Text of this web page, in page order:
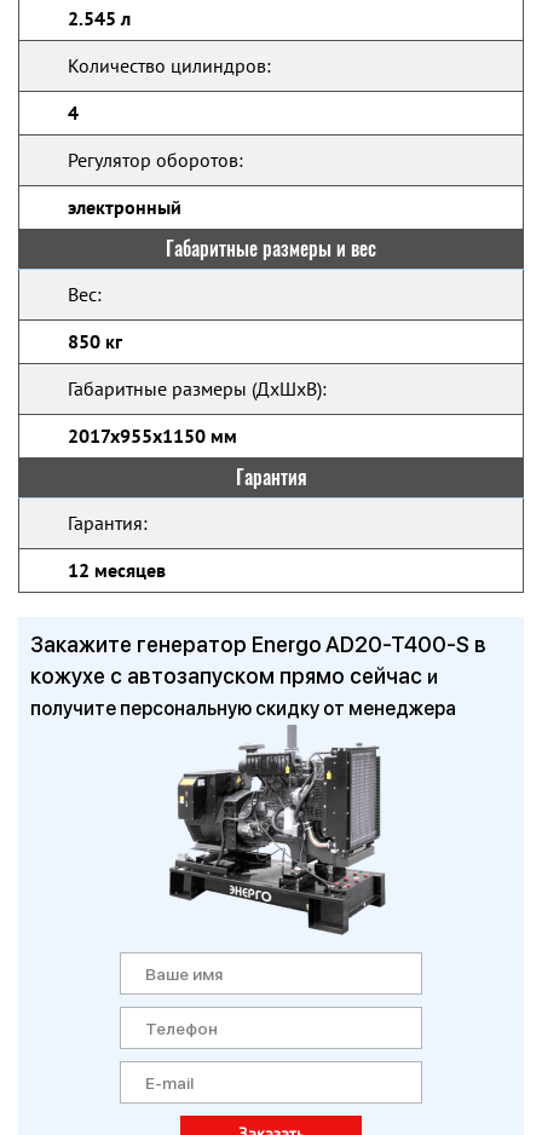
2.545 л
Количество цилиндров:
4
Регулятор оборотов:
электронный
Габаритные размеры и вес
Вес:
850 кг
Габаритные размеры (ДхШхВ):
2017x955x1150 мм
Гарантия
Гарантия:
12 месяцев
Закажите генератор Energo AD20-T400-S в
кожухе с автозапуском прямо сейчас и
получите персональную скидку от менеджера